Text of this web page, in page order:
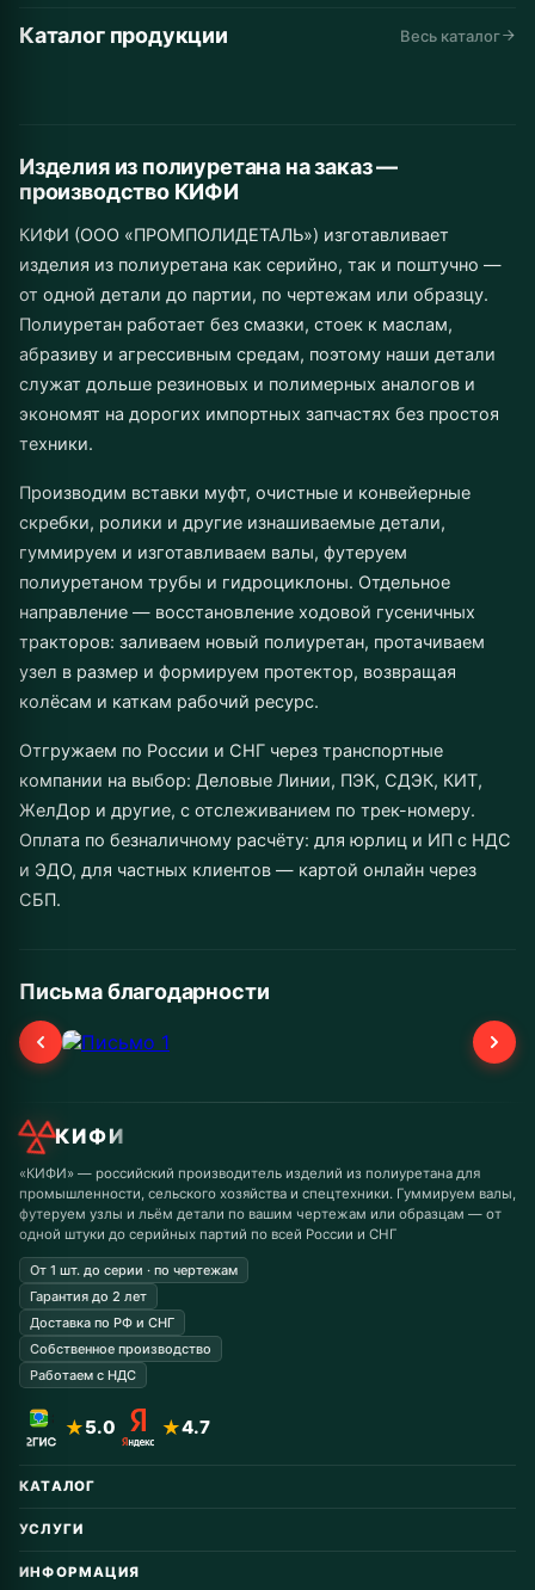
Каталог продукции Весь каталог
Автомобильные
запчасти
Дорожная
техника
Горнодобывающая
Конвейеры и
Промышленное
Изделия из полиуретана на заказ —
производство КИФИ
КИФИ (ООО «ПРОМПОЛИДЕТАЛЬ») изготавливает
изделия из полиуретана как серийно, так и поштучно —
от одной детали до партии, по чертежам или образцу.
Полиуретан работает без смазки, стоек к маслам,
абразиву и агрессивным средам, поэтому наши детали
служат дольше резиновых и полимерных аналогов и
экономят на дорогих импортных запчастях без простоя
техники.
Производим вставки муфт, очистные и конвейерные
скребки, ролики и другие изнашиваемые детали,
гуммируем и изготавливаем валы, футеруем
полиуретаном трубы и гидроциклоны. Отдельное
направление — восстановление ходовой гусеничных
тракторов: заливаем новый полиуретан, протачиваем
узел в размер и формируем протектор, возвращая
колёсам и каткам рабочий ресурс.
Отгружаем по России и СНГ через транспортные
компании на выбор: Деловые Линии, ПЭК, СДЭК, КИТ,
ЖелДор и другие, с отслеживанием по трек-номеру.
Оплата по безналичному расчёту: для юрлиц и ИП с НДС
и ЭДО, для частных клиентов — картой онлайн через
СБП.
Письма благодарности
КИФИ
«КИФИ» — российский производитель изделий из полиуретана для
промышленности, сельского хозяйства и спецтехники. Гуммируем валы,
футеруем узлы и льём детали по вашим чертежам или образцам — от
одной штуки до серийных партий по всей России и СНГ
От 1 шт. до серии · по чертежам
Гарантия до 2 лет
Доставка по РФ и СНГ
Собственное производство
Работаем с НДС
★5.0 ★4.7
КАТАЛОГ
Автомобильные запчасти
Дорожная техника
УСЛУГИ
Восстановление колёс
ИНФОРМАЦИЯ